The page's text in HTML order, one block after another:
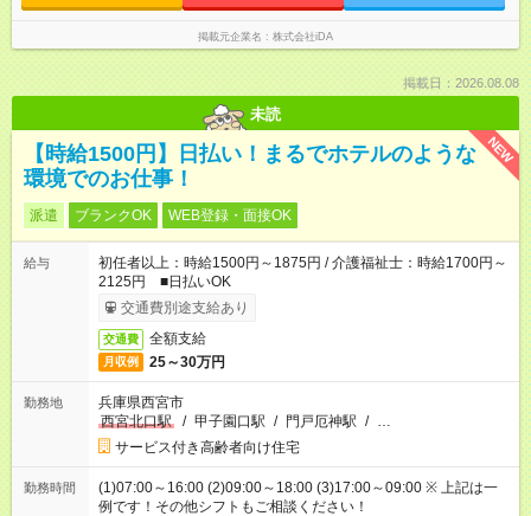
掲載元企業名 株式会社iDA
掲載日：2026.08.08
未読
NEW
【時給1500円】日払い！まるでホテルのような
環境でのお仕事！
派遣 ブランクOK WEB登録・面接OK
給与
初任者以上：時給1500円～1875円 / 介護福祉士：時給1700円～
2125円 ■日払いOK
交通費別途支給あり
交通費 全額支給
月収例 25～30万円
勤務地
兵庫県西宮市
西宮北口駅
/ 甲子園口駅 / 門戸厄神駅 / …
サービス付き高齢者向け住宅
勤務時間
(1)07:00～16:00 (2)09:00～18:00 (3)17:00～09:00 ※ 上記は一
例です！その他シフトもご相談ください！